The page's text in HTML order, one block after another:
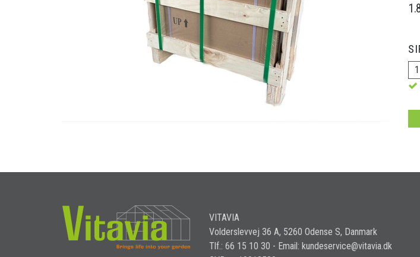
VITAVIA
Volderslevvej 36 A, 5260 Odense S, Danmark
Tlf.: 66 15 10 30 - Email: kundeservice@vitavia.dk